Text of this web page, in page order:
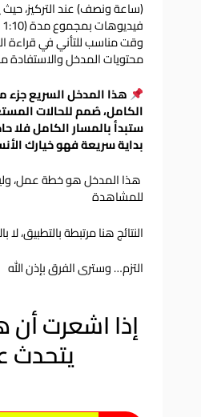
وقت مناسب للتأني في قراءة
محتويات المدخل
هذا المدخل السريع
الكامل، صُمم للحالات
ستبدأ بالمسار الكامل فلا
بداية سريعة فهو خيارك
هذا المدخل هو خطة عمل،
للمشاهدة
النتائج هنا مرتبطة بالتطبيق، لا
التزم… وسترى الفرق بإذن الله
إذا اشعرت أن
يتحدث